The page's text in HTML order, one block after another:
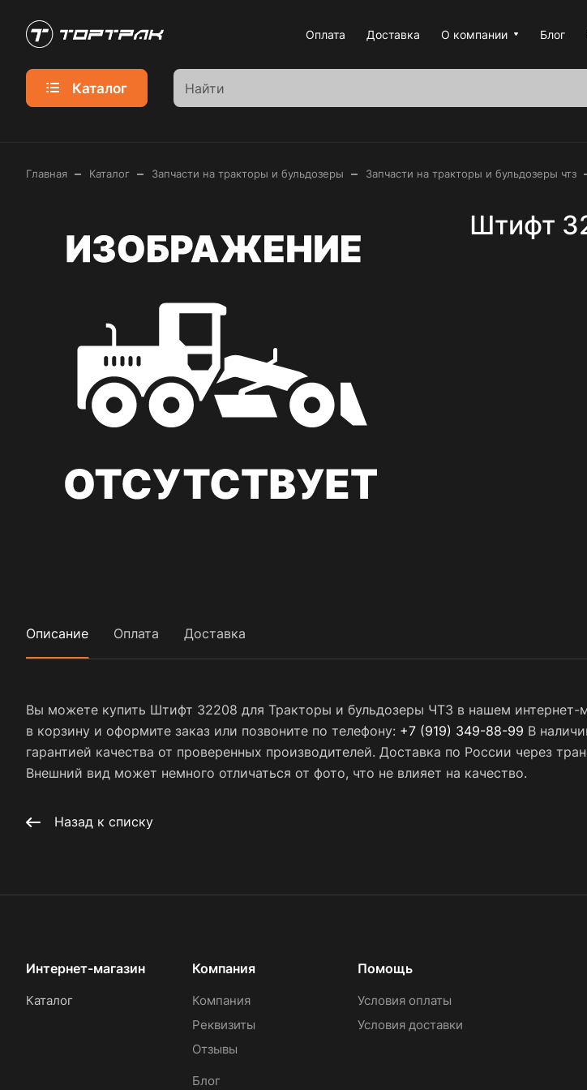
Оплата Доставка О компании Блог
Каталог
Главная – Каталог – Запчасти на тракторы и бульдозеры – Запчасти на тракторы и бульдозеры чтз
Штифт
Описание Оплата Доставка
Вы можете купить Штифт 32208 для Тракторы и бульдозеры ЧТЗ в нашем интернет-
в корзину и оформите заказ или позвоните по телефону: +7 (919) 349-88-99 В
гарантией качества от проверенных производителей. Доставка по России через
Внешний вид может немного отличаться от фото, что не влияет на качество.
Назад к списку
Интернет-магазин
Каталог
Компания
Компания
Реквизиты
Отзывы
Блог
Помощь
Условия оплаты
Условия доставки